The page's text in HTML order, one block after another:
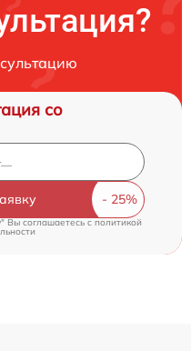
со
Вы соглашаетесь cполитикой